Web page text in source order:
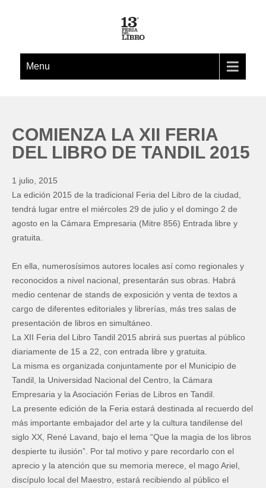
Menu
COMIENZA LA XII FERIA
DEL LIBRO DE TANDIL 2015
1 julio, 2015
La edición 2015 de la tradicional Feria del Libro de la ciudad,
tendrá lugar entre el miércoles 29 de julio y el domingo 2 de
agosto en la Cámara Empresaria (Mitre 856) Entrada libre y
gratuita.
En ella, numerosísimos autores locales así como regionales y
reconocidos a nivel nacional, presentarán sus obras. Habrá
medio centenar de stands de exposición y venta de textos a
cargo de diferentes editoriales y librerías, más tres salas de
presentación de libros en simultáneo.
La XII Feria del Libro Tandil 2015 abrirá sus puertas al público
diariamente de 15 a 22, con entrada libre y gratuita.
La misma es organizada conjuntamente por el Municipio de
Tandil, la Universidad Nacional del Centro, la Cámara
Empresaria y la Asociación Ferias de Libros en Tandil.
La presente edición de la Feria estará destinada al recuerdo del
más importante embajador del arte y la cultura tandilense del
siglo XX, René Lavand, bajo el lema “Que la magia de los libros
despierte tu ilusión”. Por tal motivo y pare recordarlo con el
aprecio y la atención que su memoria merece, el mago Ariel,
discípulo local del Maestro, estará recibiendo al público el